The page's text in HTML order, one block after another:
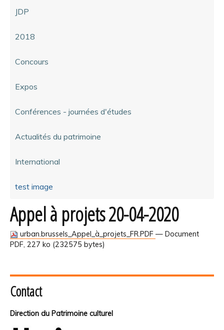
JDP
2018
Concours
Expos
Conférences - journées d'études
Actualités du patrimoine
International
test image
Appel à projets 20-04-2020
urban.brussels_Appel_à_projets_FR.PDF — Document
PDF, 227 ko (232575 bytes)
Contact
Direction du Patrimoine culturel